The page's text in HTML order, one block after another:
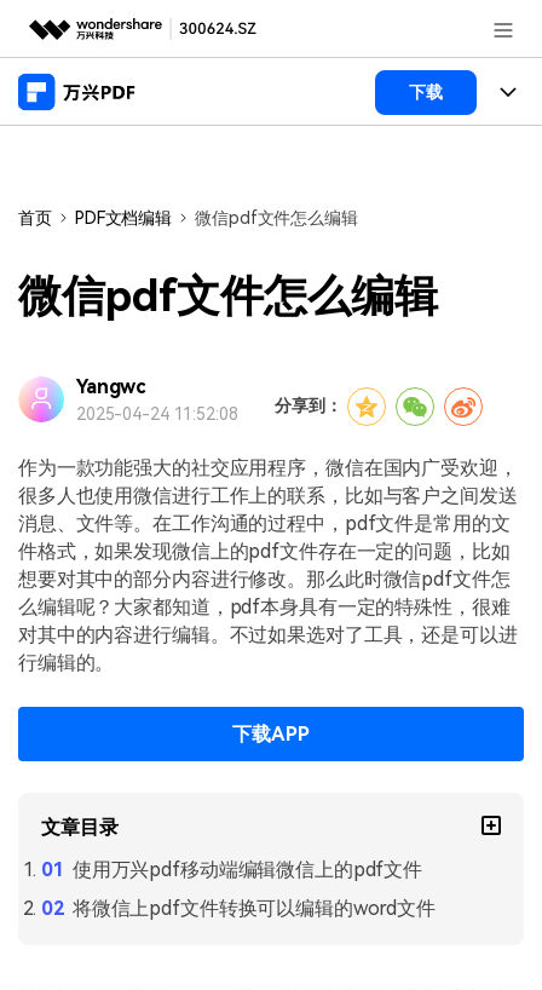
推荐产品
新闻中心
关于万兴
帮助中心
客服热线： 4000-300624
下载
桌面端
万兴PDF Mac版
万兴PDF 安卓版
万兴PDF iOS版
PDF开发工具
万兴PDF SDK
申请试用
功能
PDF新功能
PDF编辑器
PDF合并工具
PDF加密
PDF文件压缩
PDF签名
PDF批量工具
PDF提取页面
PDF文件创建
PDF注释
商业合作
企业采购
经销商招募
产品支持
常见问题
产品信息
更新日志
下载中心
产品资讯
03.编辑PDF
查看更多 >
首页 PDF文档编辑 微信pdf文件怎么编辑
微信pdf文件怎么编辑
Yangwc
2025-04-24 11:52:08 分享到：
作为一款功能强大的社交应用程序，微信在国内广受欢迎，
很多人也使用微信进行工作上的联系，比如与客户之间发送
消息、文件等。在工作沟通的过程中，pdf文件是常用的文
件格式，如果发现微信上的pdf文件存在一定的问题，比如
想要对其中的部分内容进行修改。那么此时微信pdf文件怎
么编辑呢？大家都知道，pdf本身具有一定的特殊性，很难
对其中的内容进行编辑。不过如果选对了工具，还是可以进
行编辑的。
下载APP
文章目录
使用万兴pdf移动端编辑微信上的pdf文件
将微信上pdf文件转换可以编辑的word文件